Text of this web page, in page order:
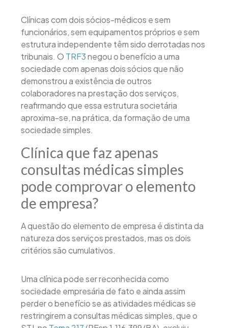
Clínicas com dois sócios-médicos e sem
funcionários, sem equipamentos próprios e sem
estrutura independente têm sido derrotadas nos
tribunais. O TRF3negou o benefício a uma
sociedade com apenas dois sócios que não
demonstrou a existência de outros
colaboradores na prestação dos serviços,
reafirmando que essa estrutura societária
aproxima-se, na prática, da formação de uma
sociedade simples.
Clínica que faz apenas
consultas médicas simples
pode comprovar o elemento
de empresa?
A questão do elemento de empresa é distinta da
natureza dos serviços prestados, mas os dois
critérios são cumulativos.
Uma clínica pode ser reconhecida como
sociedade empresária de fato e ainda assim
perder o benefício se as atividades médicas se
restringirem a consultas médicas simples, que o